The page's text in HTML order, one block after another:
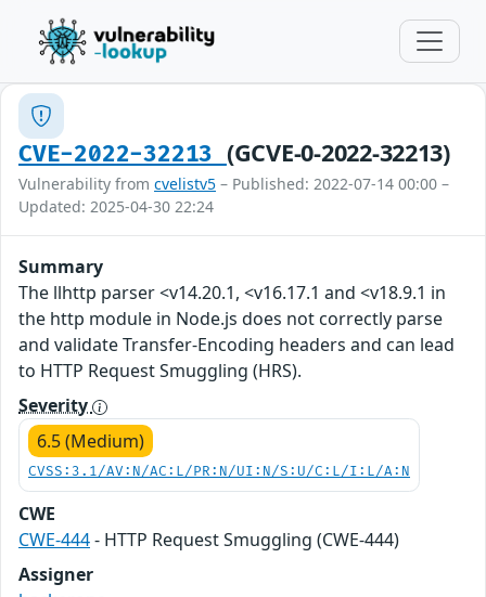
CVE-2022-32213 (GCVE-0-2022-32213)
Vulnerability from cvelistv5 – Published: 2022-07-14 00:00 –
Updated: 2025-04-30 22:24
Summary
The llhttp parser <v14.20.1, <v16.17.1 and <v18.9.1 in
the http module in Node.js does not correctly parse
and validate Transfer-Encoding headers and can lead
to HTTP Request Smuggling (HRS).
Severity
6.5 (Medium)
CVSS:3.1/AV:N/AC:L/PR:N/UI:N/S:U/C:L/I:L/A:N
CWE
CWE-444- HTTP Request Smuggling (CWE-444)
Assigner